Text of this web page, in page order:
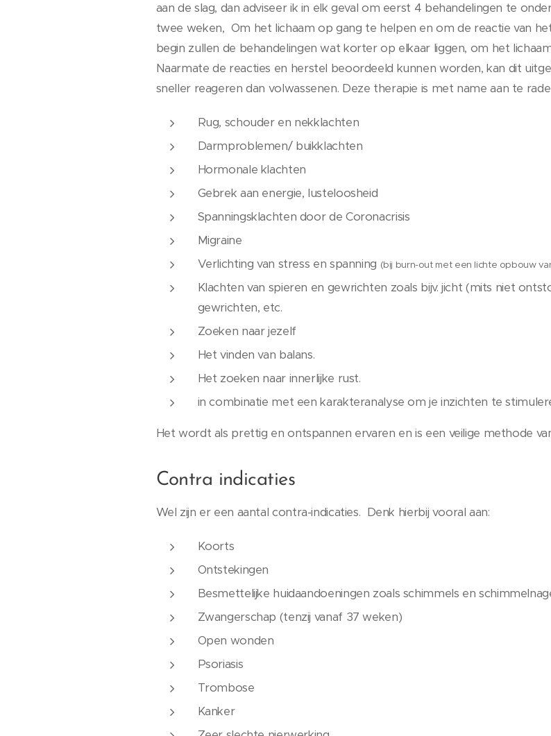
aan de slag, dan adviseer ik in elk geval om eerst 4 behandelingen te
twee weken, Om het lichaam op gang te helpen en om de reactie van
begin zullen de behandelingen wat korter op elkaar liggen, om het
Naarmate de reacties en herstel beoordeeld kunnen worden, kan dit
sneller reageren dan volwassenen. Deze therapie is met name aan te
Rug, schouder en nekklachten
Darmproblemen/ buikklachten
Hormonale klachten
Gebrek aan energie, lusteloosheid
Spanningsklachten door de Coronacrisis
Migraine
Verlichting van stress en spanning (bij burn-out met een lichte opbouw
Klachten van spieren en gewrichten zoals bijv. jicht (mits niet
gewrichten, etc.
Zoeken naar jezelf
Het vinden van balans.
Het zoeken naar innerlijke rust.
in combinatie met een karakteranalyse om je inzichten te
Het wordt als prettig en ontspannen ervaren en is een veilige methode
Contra indicaties
Wel zijn er een aantal contra-indicaties. Denk hierbij vooral aan:
Koorts
Ontstekingen
Besmettelijke huidaandoeningen zoals schimmels en
Zwangerschap (tenzij vanaf 37 weken)
Open wonden
Psoriasis
Trombose
Kanker